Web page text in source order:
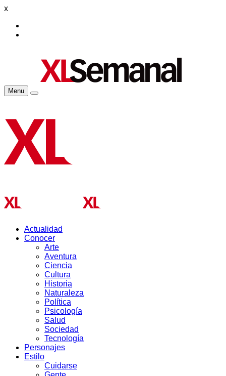
x
Menu
Actualidad
Conocer
Arte
Aventura
Ciencia
Cultura
Historia
Naturaleza
Política
Psicología
Salud
Sociedad
Tecnología
Personajes
Estilo
Cuidarse